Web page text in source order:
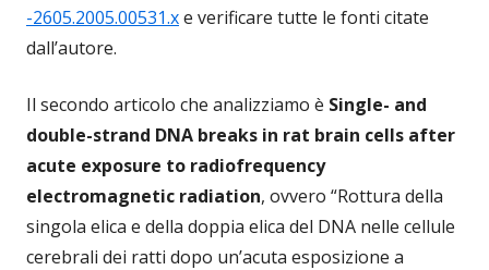
-2605.2005.00531.xe verificare tutte le fonti citate
dall’autore.
Il secondo articolo che analizziamo è Single- and
double-strand DNA breaks in rat brain cells after
acute exposure to radiofrequency
electromagnetic radiation, ovvero “Rottura della
singola elica e della doppia elica del DNA nelle cellule
cerebrali dei ratti dopo un’acuta esposizione a